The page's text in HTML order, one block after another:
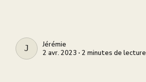
JÉRÉMIE
Jérémie
2 avr. 2023 ∙ 2 minutes de lecture